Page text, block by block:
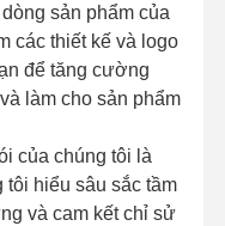
sản phẩm của
các thiết kế và logo
để tăng cường
làm cho sản phẩm
của chúng tôi là
hiểu sâu sắc tầm
và cam kết chỉ sử